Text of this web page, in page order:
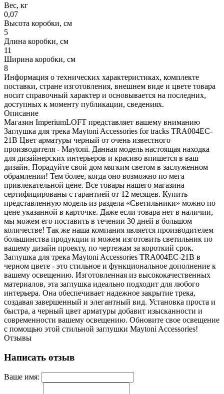
Вес, кг
0,07
Высота коробки, см
5
Длина коробки, см
11
Ширина коробки, см
8
Информация о технических характеристиках, комплекте
поставки, стране изготовления, внешнем виде и цвете товара
носит справочный характер и основывается на последних,
доступных к моменту публикации, сведениях.
Описание
Магазин ImperiumLOFT представляет вашему вниманию
Заглушка для трека Maytoni Accessories for tracks TRA004EC-
21B Цвет арматуры черный от очень известного
производителя - Maytoni. Данная модель настоящая находка
для дизайнерских интерьеров и красиво впишется в ваш
дизайн. Порадуйте свой дом мягким светом в заслуженном
обрамлении! Тем более, когда оно возможно по мега
привлекательной цене. Все товары нашего магазина
сертифицированы с гарантией от 12 месяцев. Купить
представленную модель из раздела «Светильники» можно по
цене указанной в карточке. Даже если товара нет в наличии,
мы можем его поставить в течении 30 дней в большом
количестве! Так же наша компания является производителем
большинства продукции и можем изготовить светильник по
вашему дизайн проекту, по чертежам за короткий срок.
Заглушка для трека Maytoni Accessories TRA004EC-21B в
черном цвете - это стильное и функциональное дополнение к
вашему освещению. Изготовленная из высококачественных
материалов, эта заглушка идеально подходит для любого
интерьера. Она обеспечивает надежное закрытие трека,
создавая завершенный и элегантный вид. Установка проста и
быстра, а черный цвет арматуры добавит изысканности и
современности вашему освещению. Обновите свое освещение
с помощью этой стильной заглушки Maytoni Accessories!
Отзывы
Написать отзыв
Ваше имя: